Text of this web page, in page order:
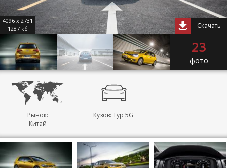
4096 x 2731
1287 кб
Скачать
23
фото
Рынок:
Китай
Кузов: Typ 5G